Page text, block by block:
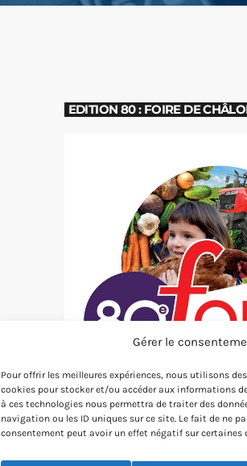
Gérer le
Pour offrir les meilleures expériences, nous utilisons
cookies pour stocker et/ou accéder aux informations
à ces technologies nous permettra de traiter des
navigation ou les ID uniques sur ce site. Le fait de ne
consentement peut avoir un effet négatif sur
EDITION 80 : FOIRE DE